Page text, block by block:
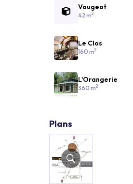
Vougeot
42 m2
Le Clos
160 m2
L'Orangerie
360 m2
Plans